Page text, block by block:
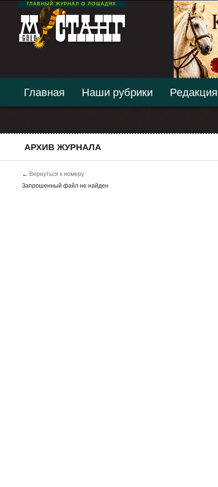
ГЛАВНЫЙ ЖУРНАЛ О ЛОШАДЯХ
Главная Наши рубрики Редакция
АРХИВ ЖУРНАЛА
← Вернуться к номеру
Запрошенный файл не найден